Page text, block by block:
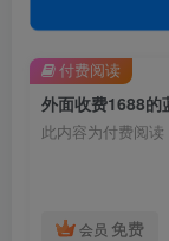
此内容为付费阅
会员 免费
付费阅读